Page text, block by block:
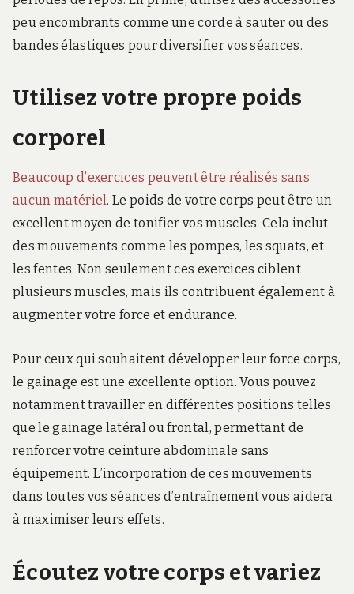
peu encombrants comme une corde à sauter ou des
bandes élastiques pour diversifier vos séances.
Utilisez votre propre poids
corporel
Beaucoup d’exercices peuvent être réalisés sans
aucun matériel. Le poids de votre corps peut être un
excellent moyen de tonifier vos muscles. Cela inclut
des mouvements comme les pompes, les squats, et
les fentes. Non seulement ces exercices ciblent
plusieurs muscles, mais ils contribuent également à
augmenter votre force et endurance.
Pour ceux qui souhaitent développer leur force corps,
le gainage est une excellente option. Vous pouvez
notamment travailler en différentes positions telles
que le gainage latéral ou frontal, permettant de
renforcer votre ceinture abdominale sans
équipement. L’incorporation de ces mouvements
dans toutes vos séances d’entraînement vous aidera
à maximiser leurs effets.
Écoutez votre corps et variez